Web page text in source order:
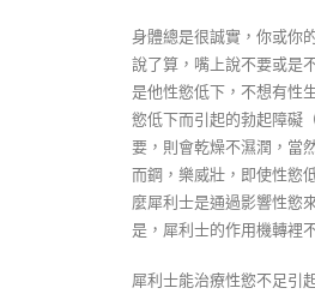
身體總是很誠實，你或你
說了算，嘴上說不要或是
是他性慾低下，不想有性
慾低下而引起的勃起障礙
要，則會乾燥不濕潤，當
而鋼，樂威壯，即使性慾
麼犀利士是通過影響性慾
是，犀利士的作用機轉裡
犀利士能治療性慾不足引